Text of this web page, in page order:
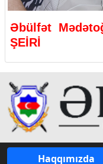
Əbülfət
ŞEİRİ
Haqqımızda